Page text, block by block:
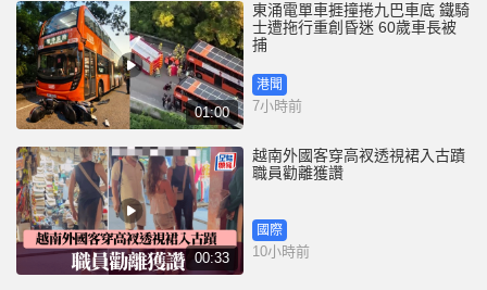
01:00
東涌電單車捱撞捲九巴車底 鐵騎
士遭拖行重創昏迷 60歲車長被
捕
港聞
7小時前
00:33
越南外國客穿高衩透視裙入古蹟
職員勸離獲讚
國際
10小時前